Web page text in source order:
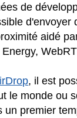
de
d'envoyer
aidé
, il est
le monde ou
un premier